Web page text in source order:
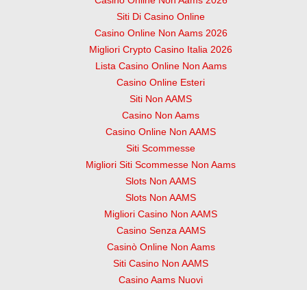
Siti Di Casino Online
Casino Online Non Aams 2026
Migliori Crypto Casino Italia 2026
Lista Casino Online Non Aams
Casino Online Esteri
Siti Non AAMS
Casino Non Aams
Casino Online Non AAMS
Siti Scommesse
Migliori Siti Scommesse Non Aams
Slots Non AAMS
Slots Non AAMS
Migliori Casino Non AAMS
Casino Senza AAMS
Casinò Online Non Aams
Siti Casino Non AAMS
Casino Aams Nuovi